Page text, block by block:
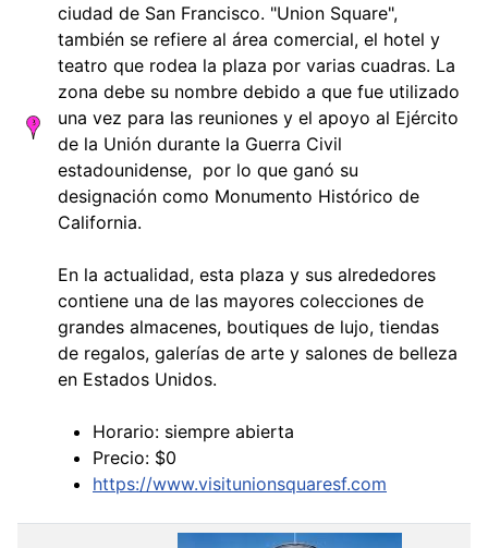
ciudad de San Francisco. "Union Square",
también se refiere al área comercial, el hotel y
teatro que rodea la plaza por varias cuadras. La
zona debe su nombre debido a que fue utilizado
una vez para las reuniones y el apoyo al Ejército
de la Unión durante la Guerra Civil
estadounidense, por lo que ganó su
designación como Monumento Histórico de
California.
En la actualidad, esta plaza y sus alrededores
contiene una de las mayores colecciones de
grandes almacenes, boutiques de lujo, tiendas
de regalos, galerías de arte y salones de belleza
en Estados Unidos.
Horario: siempre abierta
Precio: $0
https://www.visitunionsquaresf.com